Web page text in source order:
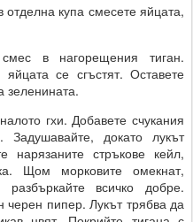
купа смесете яйцата,
в нагорещения тиган.
се сгъстят. Оставете
зеленината.
гхи. Добавете счукания
докато лукът
нарязаните стръкове кейл,
Щом морковите омекнат,
всичко добре.
пипер. Лукът трябва да